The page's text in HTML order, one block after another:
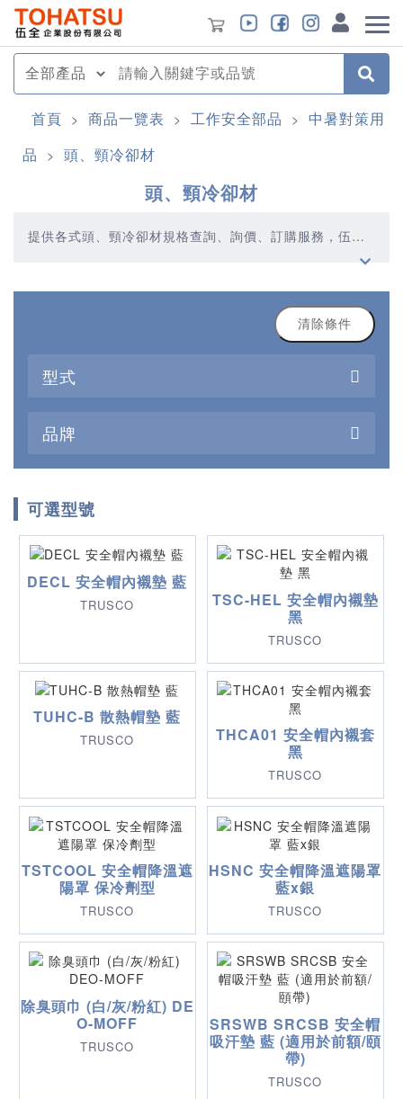
首頁 > 商品一覽表 > 工作安全部品 >
中暑對策用
品
> 頭、頸冷卻材
頭、頸冷卻材
提供各式頭、頸冷卻材規格查詢、詢價、訂購服務，伍全
企業深耕模具產業多年，秉持著優質品質、合理價格、多
產品
清除條件
型式
品牌
可選型號
DECL 安全帽內襯墊 藍
TRUSCO
TSC-HEL 安全帽內襯墊
黑
TRUSCO
TUHC-B 散熱帽墊 藍
TRUSCO
THCA01 安全帽內襯套
黑
TRUSCO
TSTCOOL 安全帽降溫遮
陽罩 保冷劑型
TRUSCO
HSNC 安全帽降溫遮陽罩
藍x銀
TRUSCO
除臭頭巾 (白/灰/粉紅) DE
O-MOFF
TRUSCO
SRSWB SRCSB 安全帽
吸汗墊 藍 (適用於前額/頤
帶)
TRUSCO